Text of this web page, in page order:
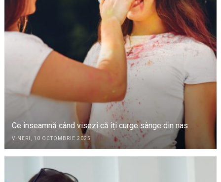
Ce înseamnă când visezi că îți curge sânge din nas
VINERI, 10 OCTOMBRIE 2025